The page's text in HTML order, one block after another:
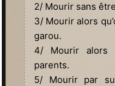
2/ Mourir sans
3/ Mourir alors
garou.
4/ Mourir alors
parents.
5/ Mourir par